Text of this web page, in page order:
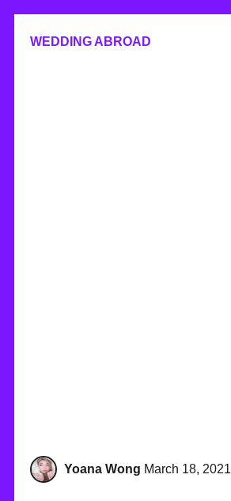
WEDDING ABROAD
Yoana Wong March 18, 2021